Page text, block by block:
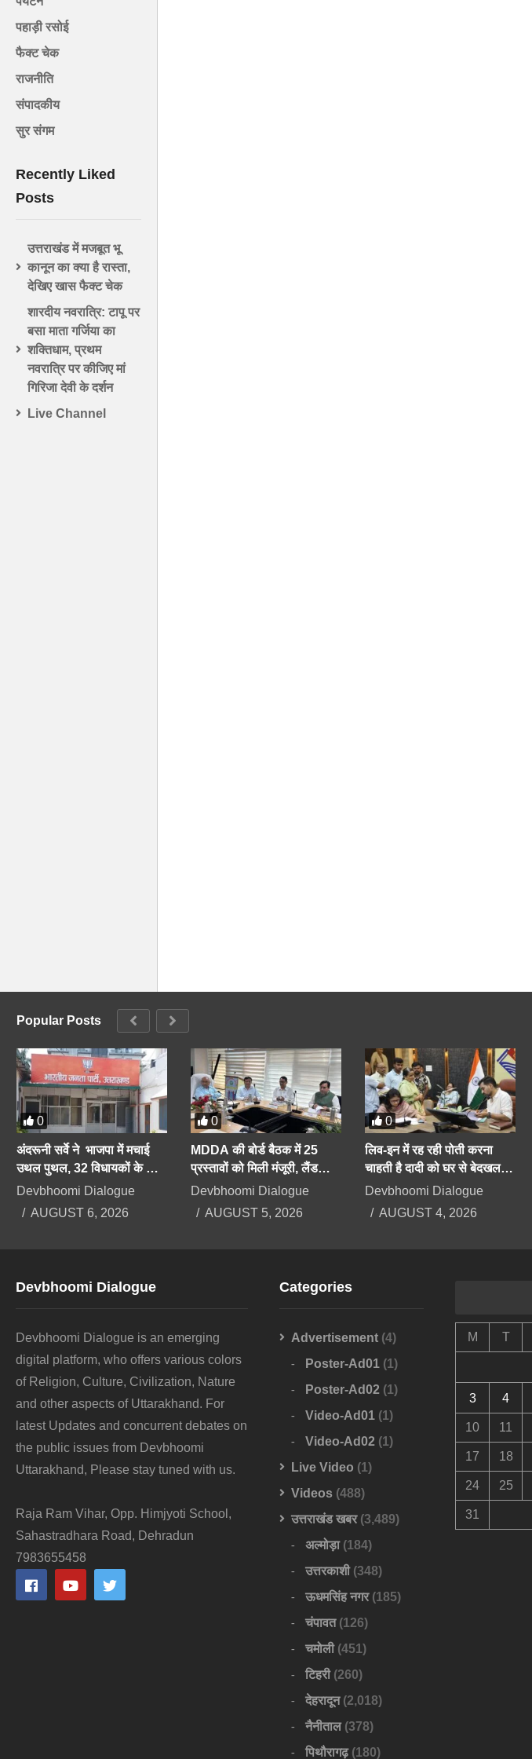
पहाड़ी रसोई
फैक्ट चेक
राजनीति
संपादकीय
सुर संगम
Recently Liked
Posts
उत्तराखंड में मजबूत भू
कानून का क्या है रास्ता,
देखिए खास फैक्ट चेक
शारदीय नवरात्रि: टापू पर
बसा माता गर्जिया का
शक्तिधाम, प्रथम
नवरात्रि पर कीजिए मां
गिरिजा देवी के दर्शन
Live Channel
Popular Posts
0
अंदरूनी सर्वे ने भाजपा में मचाई
उथल पुथल, 32 विधायकों के कट
सकते हैं टिकट, सीएम को भी सेफ
Devbhoomi Dialogue
AUGUST 6, 2026
0
MDDA की बोर्ड बैठक में 25
प्रस्तावों को मिली मंजूरी, लैंड
पूलिंग, पर्यटन, औद्योगिक भवनों पर
Devbhoomi Dialogue
AUGUST 5, 2026
0
लिव-इन में रह रही पोती करना
चाहती है दादी को घर से बेदखल,
बिगड़ैल पोती पर महिला सेल करेगी
Devbhoomi Dialogue
AUGUST 4, 2026
Devbhoomi Dialogue
Devbhoomi Dialogue is an emerging
digital platform, who offers various colors
of Religion, Culture, Civilization, Nature
and other aspects of Uttarakhand. For
latest Updates and concurrent debates on
the public issues from Devbhoomi
Uttarakhand, Please stay tuned with us.
Raja Ram Vihar, Opp. Himjyoti School,
Sahastradhara Road, Dehradun
7983655458
Categories
Advertisement (4)
Poster-Ad01 (1)
Poster-Ad02 (1)
Video-Ad01 (1)
Video-Ad02 (1)
Live Video (1)
Videos (488)
उत्तराखंड खबर(3,489)
अल्मोड़ा(184)
उत्तरकाशी(348)
ऊधमसिंह नगर(185)
चंपावत(126)
चमोली(451)
टिहरी(260)
देहरादून(2,018)
नैनीताल(378)
पिथौरागढ़(180)
M T
3 4
10 11
17 18
24 25
31